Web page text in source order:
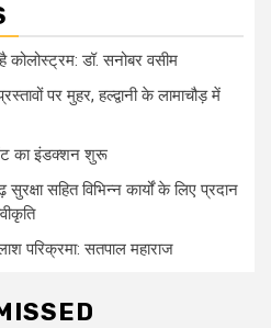
कोलोस्ट्रम: डॉ. सनोबर वसीम
पर मुहर, हल्द्वानी के लामाचौड़ में
का इंडक्शन शुरू
सहित विभिन्न कार्यों के लिए प्रदान
परिक्रमा: सतपाल महाराज